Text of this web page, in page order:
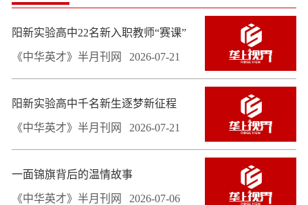
阳新实验高中22名新入职教师“赛课”
《中华英才》半月刊网 2026-07-21
阳新实验高中千名新生逐梦新征程
《中华英才》半月刊网 2026-07-21
一面锦旗背后的温情故事
《中华英才》半月刊网 2026-07-06